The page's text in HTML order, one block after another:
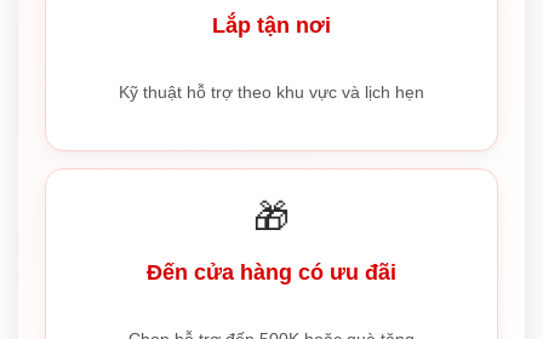
Lắp tận nơi
Kỹ thuật hỗ trợ theo khu vực và lịch hẹn
🎁
Đến cửa hàng có ưu đãi